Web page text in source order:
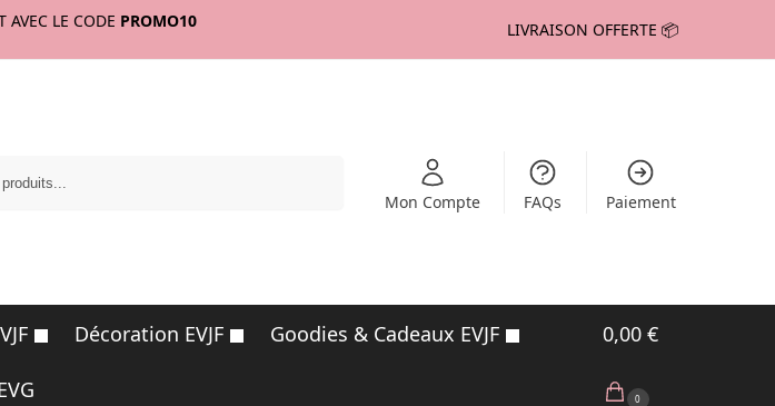
LE CODE PROMO10 LIVRAISON OFFERTE 📦
Mon Compte FAQs Paiement
Décoration EVJF Goodies & Cadeaux EVJF 0,00 €
0